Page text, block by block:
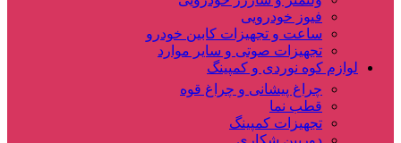
فیوز خودرویی
ساعت و تجهیزات کابین خودرو
تجهیزات صوتی و سایر موارد
لوازم کوه نوردی و کمپینگ
چراغ پیشانی و چراغ قوه
قطب نما
تجهیزات کمپینگ